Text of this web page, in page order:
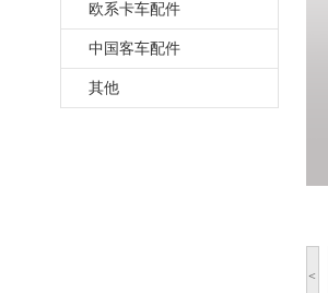
欧系卡车配件
中国客车配件
其他
<